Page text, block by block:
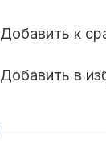
Добавить к
Добавить в